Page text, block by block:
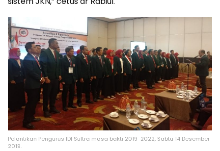
Pelantikan Pengurus IDI Sultra masa bakti 2019-2022, Sabtu 14 Desember
2019.